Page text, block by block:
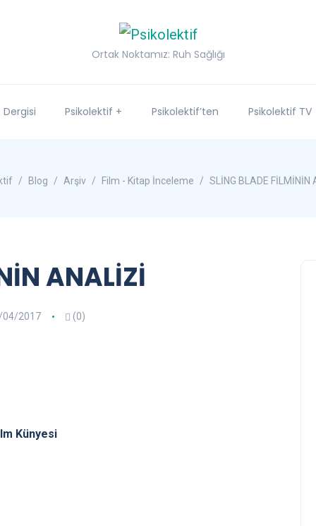
Ortak Noktamız: Ruh Sağlığı
Psikolektif + Psikolektif’ten Psikolektif TV
Blog Arşiv Film - Kitap İnceleme SLİNG BLADE FİLMİNİN
ANALİZİ
2017 (0)
Künyesi